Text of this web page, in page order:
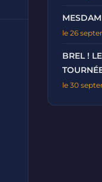
le 26
BREL !
le 30